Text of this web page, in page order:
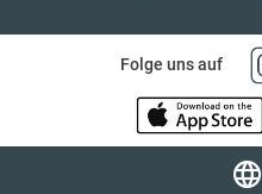
Folge uns auf